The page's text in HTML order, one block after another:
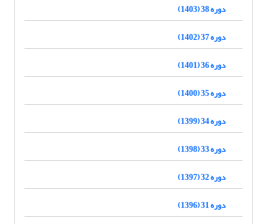
دوره 38 (1403)
دوره 37 (1402)
دوره 36 (1401)
دوره 35 (1400)
دوره 34 (1399)
دوره 33 (1398)
دوره 32 (1397)
دوره 31 (1396)